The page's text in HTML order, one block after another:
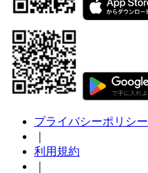
プライバシーポリシー
利用規約